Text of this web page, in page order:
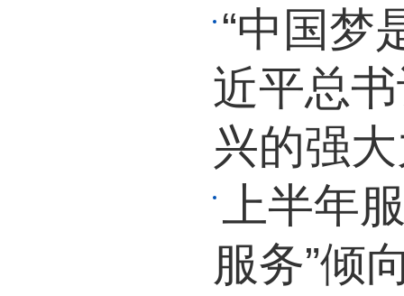
“中国梦
近平总
兴的强
上半年
服务”倾